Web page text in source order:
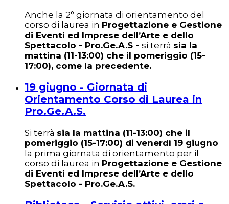
Anche la 2° giornata di orientamento del
corso di laurea in Progettazione e Gestione
di Eventi ed Imprese dell’Arte e dello
Spettacolo - Pro.Ge.A.S - si terrà sia la
mattina (11-13:00) che il pomeriggio (15-
17:00), come la precedente.
19 giugno - Giornata di
Orientamento Corso di Laurea in
Pro.Ge.A.S.
Si terrà sia la mattina (11-13:00) che il
pomeriggio (15-17:00) di venerdì 19 giugno
la prima giornata di orientamento per il
corso di laurea in Progettazione e Gestione
di Eventi ed Imprese dell’Arte e dello
Spettacolo - Pro.Ge.A.S.